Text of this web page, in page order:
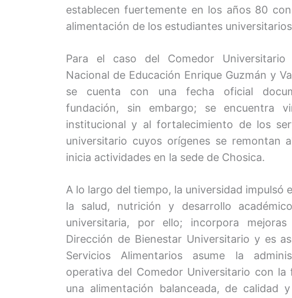
establecen fuertemente en los años 80
alimentación de los estudiantes
Para el caso del Comedor Universitario
Nacional de Educación Enrique Guzmán y
se cuenta con una fecha oficial
fundación, sin embargo; se encuentra
institucional y al fortalecimiento de los
universitario cuyos orígenes se remontan
inicia actividades en la sede de Chosica.
A lo largo del tiempo, la universidad impulsó
la salud, nutrición y desarrollo
universitaria, por ello; incorpora
Dirección de Bienestar Universitario y es
Servicios Alimentarios asume la
operativa del Comedor Universitario con la
una alimentación balanceada, de calidad